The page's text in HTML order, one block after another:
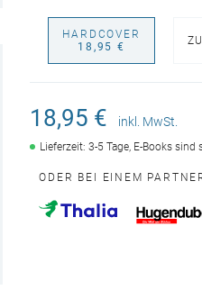
HARDCOVER
18,95 €
18,95 € inkl. MwSt.
Lieferzeit: 3-5 Tage, E-Books
ODER BEI EINEM